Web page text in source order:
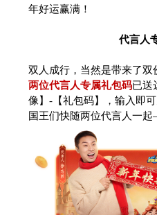
年好运赢满！
代言人
双人成行，当然是带来了双
两位代言人专属礼包码已送
像】-【礼包码】，输入即可
国王们快随两位代言人一